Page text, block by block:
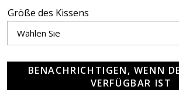
Größe des Kissens
BENACHRICHTIGEN, WENN
VERFÜGBAR IST